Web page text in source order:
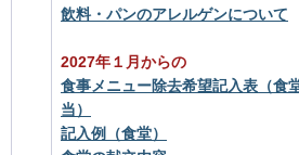
飲料・パンのアレルゲンについて
2027年１月からの
食事メニュー除去希望記入表（食
当）
記入例（食堂）